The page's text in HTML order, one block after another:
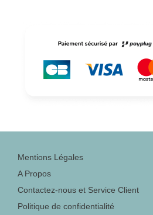
Mentions Légales
A Propos
Contactez-nous et Service Client
Politique de confidentialité